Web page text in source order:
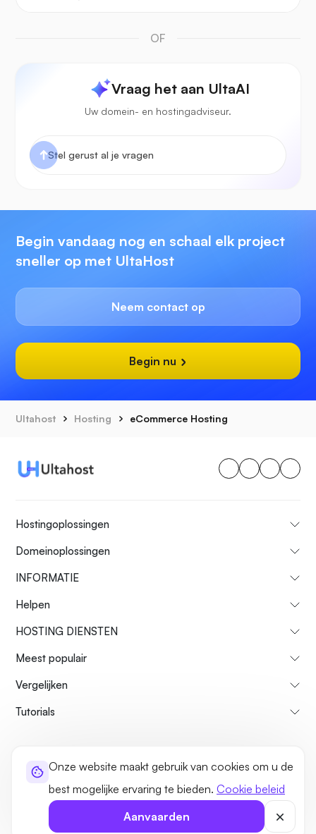
Onze website maakt gebruik van cookies om u de
best mogelijke ervaring te bieden. Cookie beleid
Aanvaarden
OF
Vraag het aan UltaAI
Uw domein- en hostingadviseur.
Begin vandaag nog en schaal elk project
sneller op met UltaHost
Neem contact op
Begin nu
Ultahost Hosting eCommerce Hosting
Hostingoplossingen
Domeinoplossingen
INFORMATIE
Helpen
HOSTING DIENSTEN
Meest populair
Vergelijken
Tutorials
Sitemap
©2026 UltaHost - Alle rechten voorbehouden